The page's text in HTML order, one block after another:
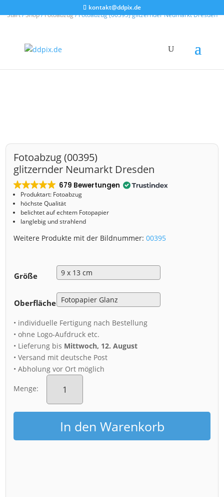
kontakt@ddpix.de
Start/Shop/Fotoabzug/ Fotoabzug (00395) glitzernder Neumarkt Dresden
Fotoabzug (00395)
glitzernder Neumarkt Dresden
679 Bewertungen
Produktart: Fotoabzug
höchste Qualität
belichtet auf echtem Fotopapier
langlebig und strahlend
Weitere Produkte mit der Bildnummer:00395
Größe
Oberfläche
• individuelle Fertigung nach Bestellung
• ohne Logo-Aufdruck etc.
• Lieferung bis Mittwoch, 12. August
• Versand mit deutsche Post
• Abholung vor Ort möglich
Menge:
Fotoabzug
(00395)
Neumarkt
Dresden
MengeIn den Warenkorb